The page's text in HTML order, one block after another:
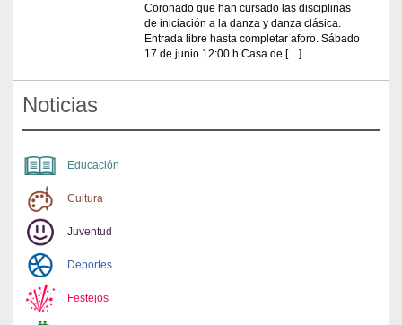
Coronado que han cursado las disciplinas
de iniciación a la danza y danza clásica.
Entrada libre hasta completar aforo. Sábado
17 de junio 12:00 h Casa de […]
Noticias
Educación
Cultura
Juventud
Deportes
Festejos